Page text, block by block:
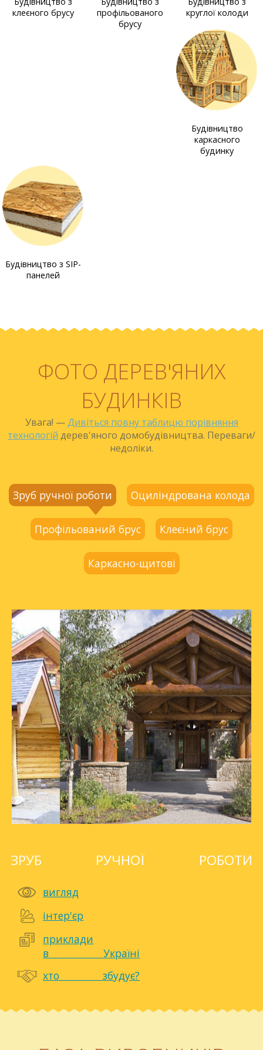
клеєного брусу
профільованого
брусу
круглої колоди
Будівництво
каркасного
будинку
Будівництво з SIP-
панелей
ФОТО ДЕРЕВ'ЯНИХ
БУДИНКІВ
Увага! —Дивіться повну таблицю порівняння
технологій дерев'яного домобудівництва. Переваги/
недоліки.
Зруб ручної роботи Оциліндрована колода
Профільований брус Клеєний брус
Каркасно-щитові
ЗРУБ РУЧНОЇ РОБОТИ
вигляд
інтер'єр
приклади
в Україні
хто збудує?